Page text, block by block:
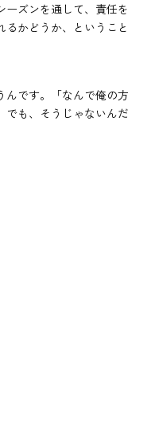
ーズンを通して、責任を
かどうか、ということ
んです。「なんで俺の方
でも、そうじゃないんだ